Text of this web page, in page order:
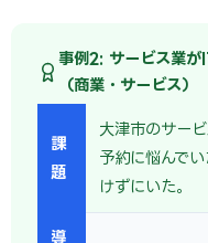
事例2: サービス業が
（商業・サービス）
課
題
大津市のサー
予約に悩んで
けずにいた。
導